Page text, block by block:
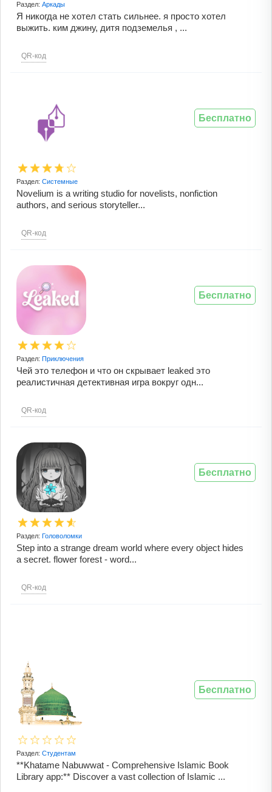
Раздел: Аркады
Я никогда не хотел стать сильнее. я просто хотел
выжить. ким джину, дитя подземелья , ...
QR-код
Раздел: Системные
Novelium is a writing studio for novelists, nonfiction
authors, and serious storyteller...
QR-код
Бесплатно
Раздел: Приключения
Чей это телефон и что он скрывает leaked это
реалистичная детективная игра вокруг одн...
QR-код
Бесплатно
Раздел: Головоломки
Step into a strange dream world where every object hides
a secret. flower forest - word...
QR-код
Бесплатно
Раздел: Студентам
**Khatame Nabuwwat - Comprehensive Islamic Book
Library app:** Discover a vast collection of Islamic ...
Бесплатно